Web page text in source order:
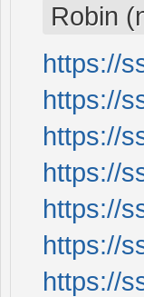
Robin
https://
https://
https://
https://
https://
https://
https://